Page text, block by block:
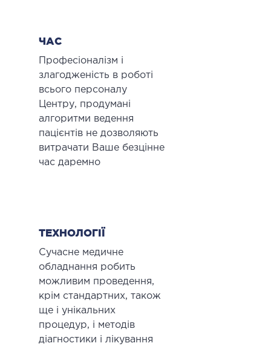
ЧАС
Професіоналізм і
злагодженість в роботі
всього персоналу
Центру, продумані
алгоритми ведення
пацієнтів не дозволяють
витрачати Ваше безцінне
час даремно
ТЕХНОЛОГІЇ
Сучасне медичне
обладнання робить
можливим проведення,
крім стандартних, також
ще і унікальних
процедур, і методів
діагностики і лікування